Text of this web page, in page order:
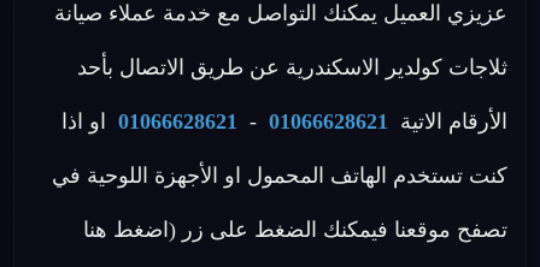
عزيزي العميل يمكنك التواصل مع خدمة عملاء صيانة
ثلاجات كولدير الاسكندرية عن طريق الاتصال بأحد
الأرقام الاتية 01066628621
-
01066628621 او اذا
كنت تستخدم الهاتف المحمول او الأجهزة اللوحية في
تصفح موقعنا فيمكنك الضغط على زر (اضغط هنا